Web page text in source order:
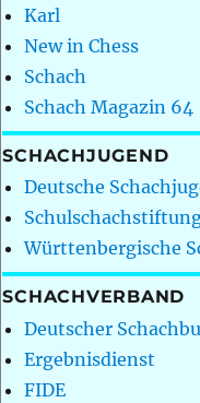
Karl
New in Chess
Schach
Schach Magazin 64
SCHACHJUGEND
Deutsche
Württenbergische
SCHACHVERBAND
Deutscher
Ergebnisdienst
FIDE